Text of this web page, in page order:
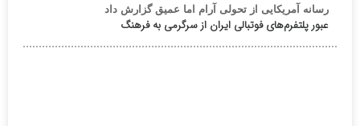
رسانه آمریکایی از تحولی آرام اما عمیق گزارش داد
عبور پلتفرم‌های فوتبالی ایران از سرگرمی به فرهنگ